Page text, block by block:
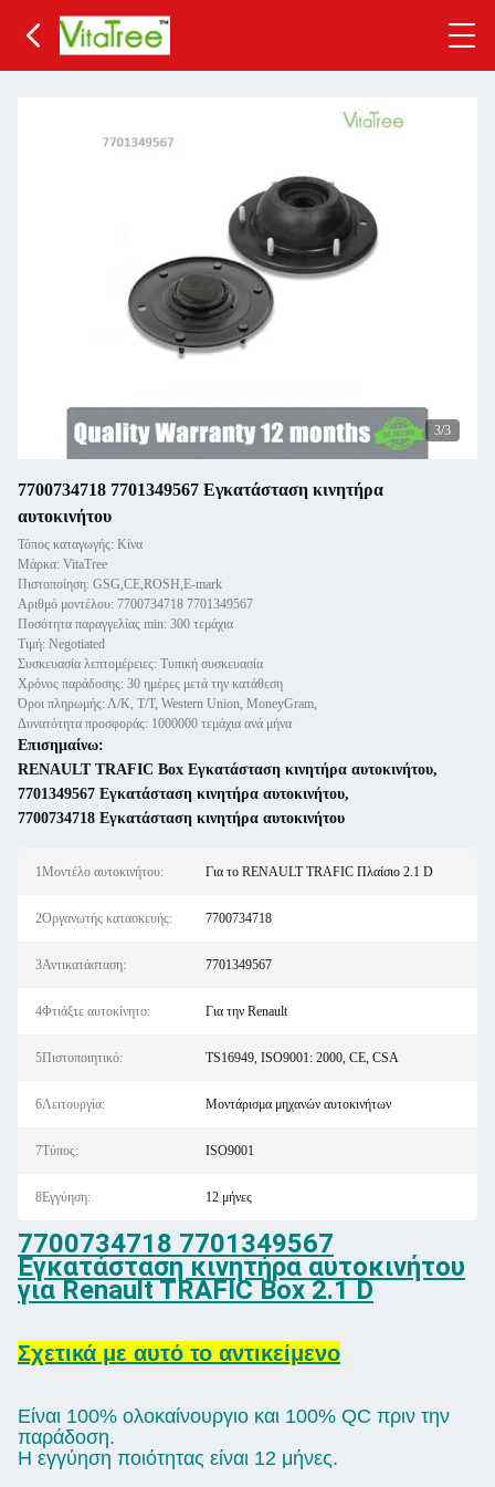
3/3
7700734718 7701349567 Εγκατάσταση κινητήρα
αυτοκινήτου
Τόπος καταγωγής: Κίνα
Μάρκα: VitaTree
Πιστοποίηση: GSG,CE,ROSH,E-mark
Αριθμό μοντέλου: 7700734718 7701349567
Ποσότητα παραγγελίας min: 300 τεμάχια
Τιμή: Negotiated
Συσκευασία λεπτομέρειες: Τυπική συσκευασία
Χρόνος παράδοσης: 30 ημέρες μετά την κατάθεση
Όροι πληρωμής: Λ/Κ, Τ/Τ, Western Union, MoneyGram,
Δυνατότητα προσφοράς: 1000000 τεμάχια ανά μήνα
Επισημαίνω:
RENAULT TRAFIC Box Εγκατάσταση κινητήρα αυτοκινήτου,
7701349567 Εγκατάσταση κινητήρα αυτοκινήτου,
7700734718 Εγκατάσταση κινητήρα αυτοκινήτου
1Μοντέλο αυτοκινήτου: Για το RENAULT TRAFIC Πλαίσιο 2.1 D
2Οργανωτής κατασκευής: 7700734718
3Αντικατάσταση: 7701349567
4Φτιάξτε αυτοκίνητο: Για την Renault
5Πιστοποιητικό: TS16949, ISO9001: 2000, CE, CSA
6Λειτουργία: Μοντάρισμα μηχανών αυτοκινήτων
7Τύπος: ISO9001
8Εγγύηση: 12 μήνες
7700734718 7701349567
Εγκατάσταση κινητήρα αυτοκινήτου
για Renault TRAFIC Box 2.1 D
Σχετικά με αυτό το αντικείμενο
Είναι 100% ολοκαίνουργιο και 100% QC πριν την
παράδοση.
Η εγγύηση ποιότητας είναι 12 μήνες.